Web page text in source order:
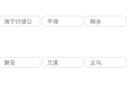
海宁讨债公
平湖 桐乡
磐安 兰溪 义乌